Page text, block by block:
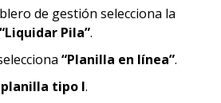
de gestión selecciona la
“Liquidar Pila”.
“Planilla en línea”.
planilla tipo I.